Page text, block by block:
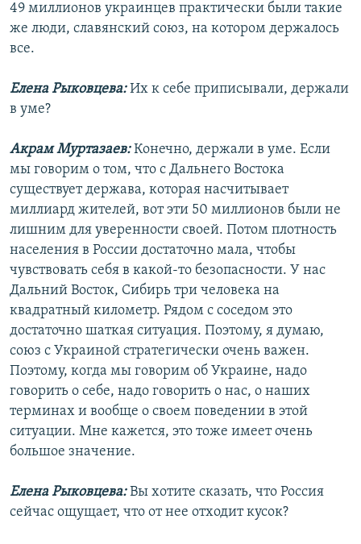
49 миллионов украинцев практически были такие
же люди, славянский союз, на котором держалось
все.
Елена Рыковцева:Их к себе приписывали, держали
в уме?
Акрам Муртазаев:Конечно, держали в уме. Если
мы говорим о том, что с Дальнего Востока
существует держава, которая насчитывает
миллиард жителей, вот эти 50 миллионов были не
лишним для уверенности своей. Потом плотность
населения в России достаточно мала, чтобы
чувствовать себя в какой-то безопасности. У нас
Дальний Восток, Сибирь три человека на
квадратный километр. Рядом с соседом это
достаточно шаткая ситуация. Поэтому, я думаю,
союз с Украиной стратегически очень важен.
Поэтому, когда мы говорим об Украине, надо
говорить о себе, надо говорить о нас, о наших
терминах и вообще о своем поведении в этой
ситуации. Мне кажется, это тоже имеет очень
большое значение.
Елена Рыковцева:Вы хотите сказать, что Россия
сейчас ощущает, что от нее отходит кусок?